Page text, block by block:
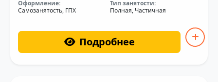
Оформление:
Самозанятость, ГПХ
Тип занятости:
Полная, Частичная
Подробнее